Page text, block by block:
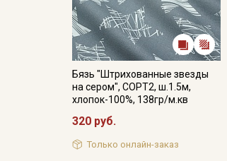
Бязь "Штрихованные звезды
на сером", СОРТ2, ш.1.5м,
хлопок-100%, 138гр/м.кв
320 руб.
Только онлайн-заказ